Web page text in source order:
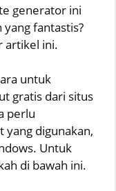
generator ini
fantastis?
artikel ini.
untuk
gratis dari situs
perlu
yang digunakan,
Untuk
di bawah ini.